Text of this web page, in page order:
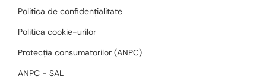
Politica de confidențialitate
Politica cookie-urilor
Protecția consumatorilor (ANPC)
ANPC - SAL